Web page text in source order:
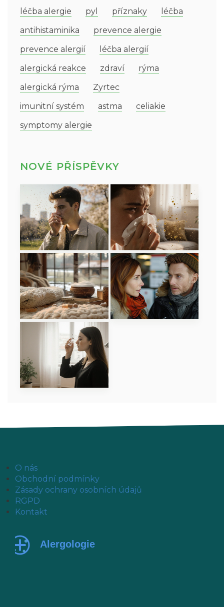
léčba alergie
pyl příznaky
léčba
antihistaminika
prevence alergie
prevence alergií
léčba alergií
alergická reakce
zdraví
rýma
alergická rýma
Zyrtec
imunitní systém
astma
celiakie
symptomy alergie
NOVÉ PŘÍSPĚVKY
O nás
Obchodní podmínky
Zásady ochrany osobních údajů
RGPD
Kontakt